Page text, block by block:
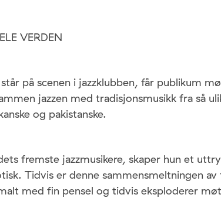
VERDEN
på scenen i jazzklubben, får publikum
jazzen med tradisjonsmusikk fra så
og pakistanske.
fremste jazzmusikere, skaper hun et
Tidvis er denne sammensmeltningen
med fin pensel og tidvis eksploderer